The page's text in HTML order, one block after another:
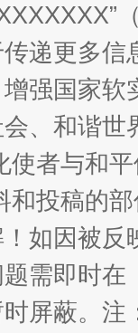
递更多
强国家
、和谐
使者与和
和投稿的
如因被
需即时在
屏蔽。